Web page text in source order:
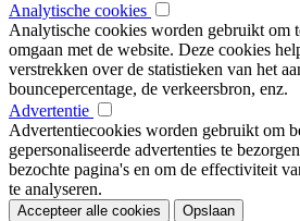
Analytische cookies
Analytische cookies worden gebruikt om
omgaan met de website. Deze cookies
verstrekken over de statistieken van het
bouncepercentage, de verkeersbron, enz.
Advertentie
Advertentiecookies worden gebruikt om
gepersonaliseerde advertenties te
bezochte pagina's en om de effectiviteit
te analyseren.
Accepteer alle cookies Opslaan